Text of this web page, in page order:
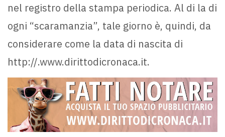
nel registro della stampa periodica. Al di la di
ogni “scaramanzia”, tale giorno è, quindi, da
considerare come la data di nascita di
http://.www.dirittodicronaca.it.